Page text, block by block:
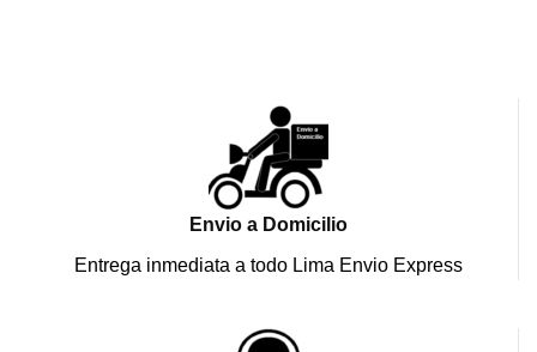
Envio a Domicilio
Entrega inmediata a todo Lima Envio Express